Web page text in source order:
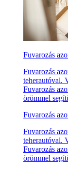
Fuvarozás
Fuvarozás
teherautóval.
Fuvarozás
örömmel
Fuvarozás
Fuvarozás
teherautóval.
Fuvarozás
örömmel